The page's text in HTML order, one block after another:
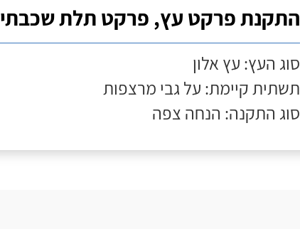
התקנת פרקט עץ, פרקט תלת שכבתי
סוג העץ: עץ אלון
תשתית קיימת: על גבי מרצפות
סוג התקנה: הנחה צפה